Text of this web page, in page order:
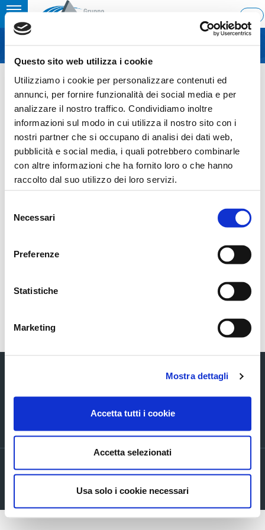
Questo sito web utilizza i cookie
Utilizziamo i cookie per personalizzare contenuti ed
annunci, per fornire funzionalità dei social media e per
analizzare il nostro traffico. Condividiamo inoltre
informazioni sul modo in cui utilizza il nostro sito con i
nostri partner che si occupano di analisi dei dati web,
pubblicità e social media, i quali potrebbero combinarle
con altre informazioni che ha fornito loro o che hanno
raccolto dal suo utilizzo dei loro servizi.
delNecessari
Preferenze
Statistiche
Marketing
Mostra dettagli
Accetta tutti i cookie
Accetta selezionati
Usa solo i cookie necessari
Toggle
navigation
MENU
Last update: 2008/04/02 23:55
02.04.2008
THE ITALIAN UTILITIES
CONFERENCE 2008
PRESENTATION
The Italian Utilities Conference 2008 presentation
0438 82096 C.F. - P.I. - R.I. 03916270261
Privacy policy